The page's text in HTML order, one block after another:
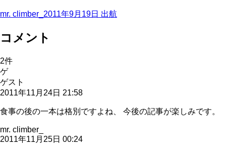
mr. climber_ 2011年9月19日 出航
コメント
2件
ゲ
ゲスト
2011年11月24日 21:58
食事の後の一本は格別ですよね、 今後の記事が楽しみです。
mr. climber_
2011年11月25日 00:24